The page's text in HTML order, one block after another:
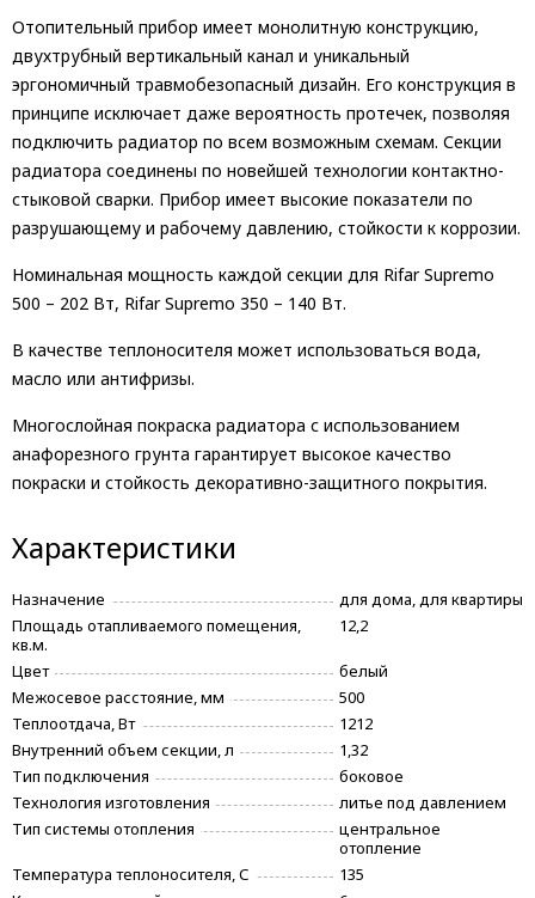
Отопительный прибор имеет монолитную конструкцию,
двухтрубный вертикальный канал и уникальный
эргономичный травмобезопасный дизайн. Его конструкция в
принципе исключает даже вероятность протечек, позволяя
подключить радиатор по всем возможным схемам. Секции
радиатора соединены по новейшей технологии контактно-
стыковой сварки. Прибор имеет высокие показатели по
разрушающему и рабочему давлению, стойкости к коррозии.
Номинальная мощность каждой секции для Rifar Supremo
500 – 202 Вт, Rifar Supremo 350 – 140 Вт.
В качестве теплоносителя может использоваться вода,
масло или антифризы.
Многослойная покраска радиатора с использованием
анафорезного грунта гарантирует высокое качество
покраски и стойкость декоративно-защитного покрытия.
Характеристики
Назначение
для дома, для квартиры
Площадь отапливаемого помещения,
кв.м.
12,2
Цвет
белый
Межосевое расстояние, мм
500
Теплоотдача, Вт
1212
Внутренний объем секции, л
1,32
Тип подключения
боковое
Технология изготовления
литье под давлением
Тип системы отопления
центральное
отопление
Температура теплоносителя, С
135